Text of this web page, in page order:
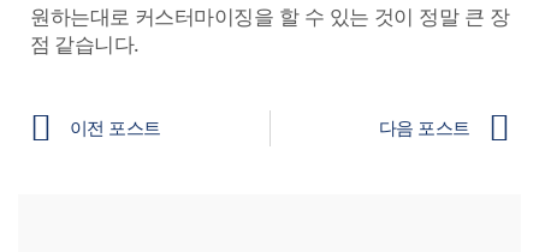
원하는대로 커스터마이징을 할 수 있는 것이 정말 큰 장
점 같습니다.
이전 포스트 다음 포스트